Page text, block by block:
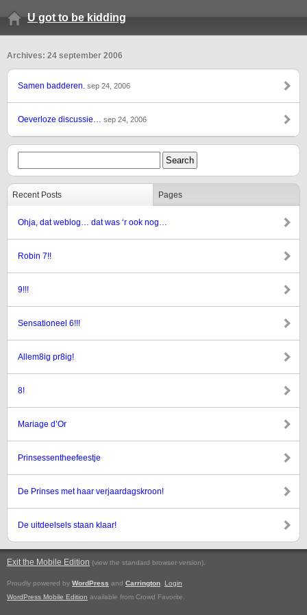
U got to be kidding
Archives: 24 september 2006
Samen badderen. sep 24, 2006
Oeverloze discussie… sep 24, 2006
Recent Posts Pages
Ohja, dat weblog… dat was ‘r ook nog…
Robin 7!!
9!!!
Sensationeel 6!!!
Allem8ig pr8ig!
8!
Mariage d’Or
Prinsessentheefeestje
De Prinses met haar verjaardagskroon!
De uitdeelsels staan klaar!
Exit the Mobile Edition (view the standard browser version).
Proudly powered by WordPress and Carrington
Login
WordPress Mobile Edition available from Crowd Favorite.